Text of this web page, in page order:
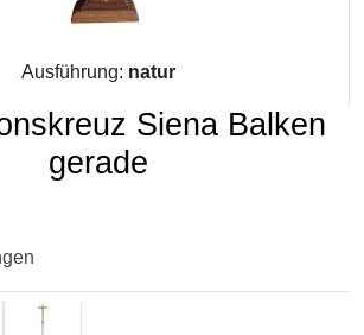
Ausführung: natur
Siena Balken
gerade